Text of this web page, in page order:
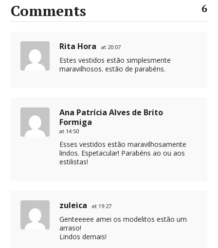
Comments 6
Rita Hora at 20:07
Estes vestidos estão simplesmente
maravilhosos. estão de parabéns.
Ana Patrícia Alves de Brito
Formiga
at 14:50
Esses vestidos estão maravilhosamente
lindos. Espetacular! Parabéns ao ou aos
estilistas!
zuleica at 19:27
Genteeeee amei os modelitos estão um
arraso!
Lindos demais!